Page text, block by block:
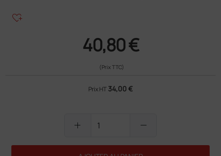
heart_plus
40,80 €
(Prix TTC)
Prix HT 34,00 €
add remove